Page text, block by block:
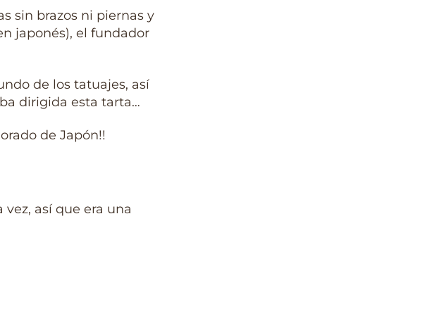
sin brazos ni piernas y
japonés), el fundador
de los tatuajes, así
dirigida esta tarta…
de Japón!!
así que era una